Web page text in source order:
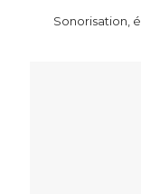
Sonorisation,